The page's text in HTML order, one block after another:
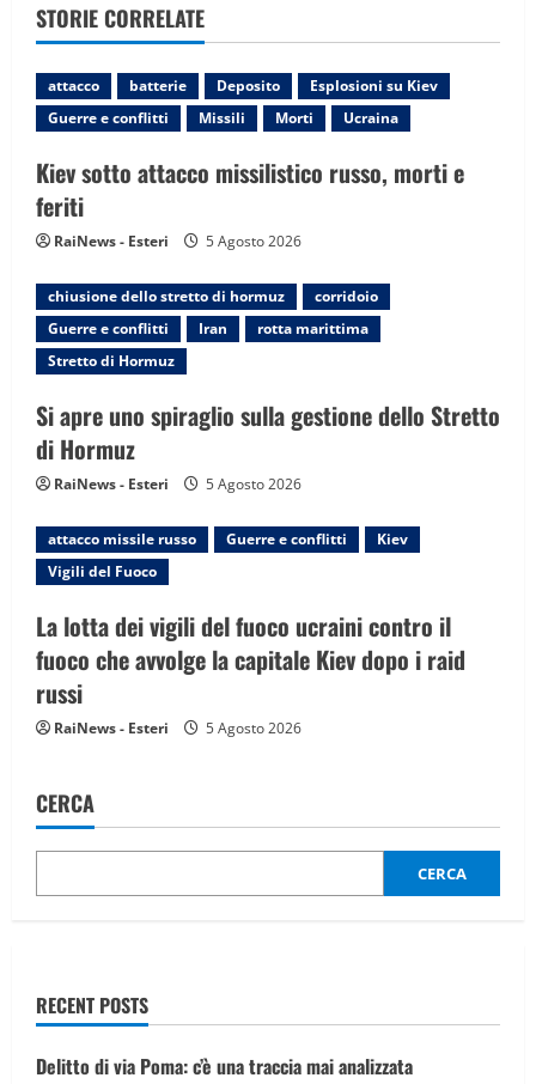
i
g
a
t
i
o
n
STORIE CORRELATE
attacco batterie Deposito
Esplosioni su Kiev
Guerre e conflitti
Missili Morti Ucraina
Kiev sotto attacco missilistico russo, morti e
feriti
RaiNews - Esteri 5 Agosto 2026
chiusione dello stretto di hormuz
corridoio
Guerre e conflitti
Iran
rotta marittima
Stretto di Hormuz
Si apre uno spiraglio sulla gestione dello Stretto
di Hormuz
RaiNews - Esteri 5 Agosto 2026
attacco missile russo Guerre e conflitti
Kiev
Vigili del Fuoco
La lotta dei vigili del fuoco ucraini contro il
fuoco che avvolge la capitale Kiev dopo i raid
russi
RaiNews - Esteri 5 Agosto 2026
CERCA
CERCA
RECENT POSTS
Delitto di via Poma: c’è una traccia mai analizzata